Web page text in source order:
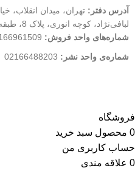
آدرس دفتر: تهران، میدان انقلاب،
لبافی‌نژاد، کوچه انوری، پلاک 8، طبقه دوم
شماره‌های واحد فروش: 02166961509 و
شماره‌‌ی واحد نشر:
فروشگاه
0 محصول سبد خرید
حساب کاربری من
0 علاقه مندی